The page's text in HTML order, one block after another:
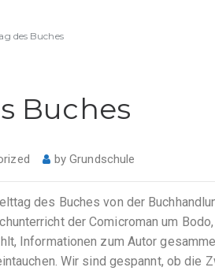
des Buches
Buches
byGrundschule
des Buches von der
der Comicroman um
Informationen zum Autor
Wir sind gespannt, ob